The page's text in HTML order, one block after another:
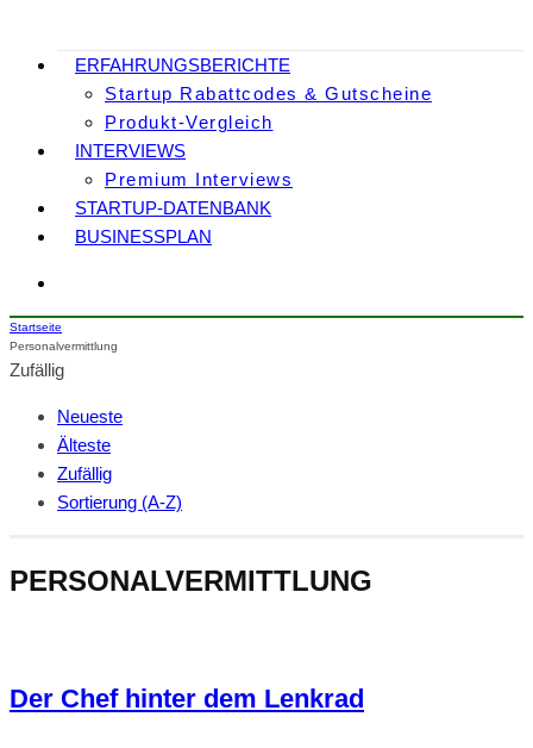
ERFAHRUNGSBERICHTE
Startup Rabattcodes & Gutscheine
Produkt-Vergleich
INTERVIEWS
Premium Interviews
STARTUP-DATENBANK
BUSINESSPLAN
Startseite
Personalvermittlung
Zufällig
Neueste
Älteste
Zufällig
Sortierung (A-Z)
PERSONALVERMITTLUNG
Der Chef hinter dem Lenkrad